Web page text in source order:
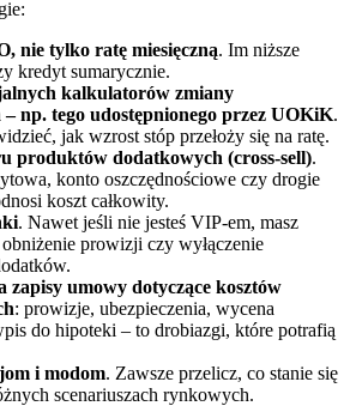
nie tylko ratę miesięczną. Im niższe
kredyt sumarycznie.
kalkulatorów zmiany
np. tego udostępnionego przez UOKiK.
jak wzrost stóp przełoży się na ratę.
produktów dodatkowych (cross-sell).
konto oszczędnościowe czy drogie
koszt całkowity.
. Nawet jeśli nie jesteś VIP-em, masz
prowizji czy wyłączenie
zapisy umowy dotyczące kosztów
: prowizje, ubezpieczenia, wycena
do hipoteki – to drobiazgi, które potrafią
i modom. Zawsze przelicz, co stanie się
scenariuszach rynkowych.